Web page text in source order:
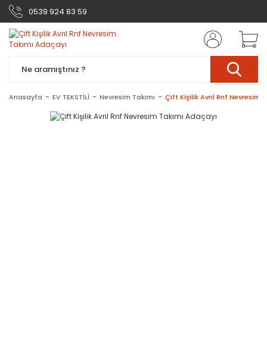
0539 924 83 59
Anasayfa EV TEKSTİLİ Nevresim Takımı Çift Kişilik Avrıl Rnf Nevresim